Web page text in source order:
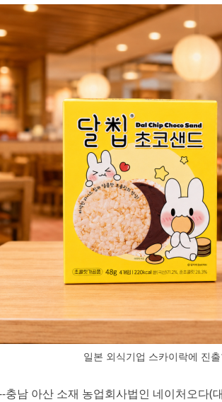
일본 외식기업 스카이락에 진
충남 아산 소재 농업회사법인 네이처오다(